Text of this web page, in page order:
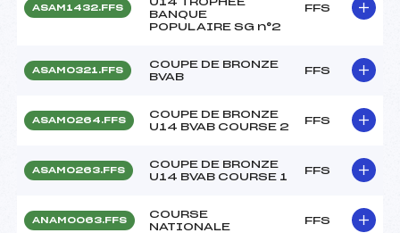
ASAM1432.FFS
BANQUE
POPULAIRE SG n°2
FFS
ASAM0321.FFS
COUPE DE BRONZE
BVAB
FFS
ASAM0264.FFS
COUPE DE BRONZE
U14 BVAB COURSE 2
FFS
ASAM0263.FFS
COUPE DE BRONZE
U14 BVAB COURSE 1
FFS
ANAM0063.FFS
COURSE
NATIONALE
FFS